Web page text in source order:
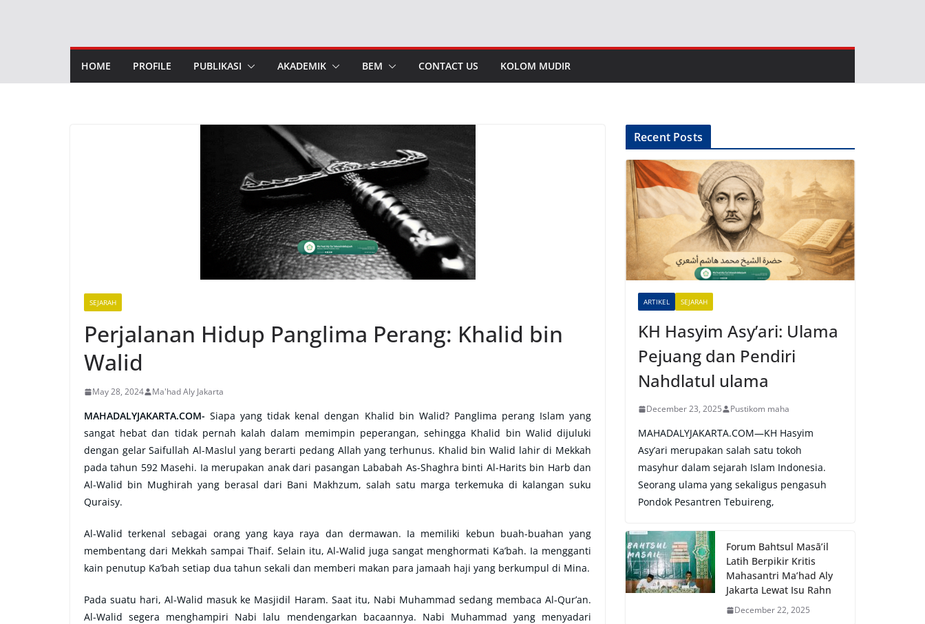
HOME PROFILE PUBLIKASI AKADEMIK BEM CONTACT US KOLOM MUDIR
SEJARAH
Perjalanan Hidup Panglima Perang: Khalid bin
Walid
May 28, 2024 Ma'had Aly Jakarta
MAHADALYJAKARTA.COM-Siapa yang tidak kenal dengan Khalid bin Walid? Panglima perang Islam yang
sangat hebat dan tidak pernah kalah dalam memimpin peperangan, sehingga Khalid bin Walid dijuluki
dengan gelar Saifullah Al-Maslul yang berarti pedang Allah yang terhunus. Khalid bin Walid lahir di Mekkah
pada tahun 592 Masehi. Ia merupakan anak dari pasangan Lababah As-Shaghra binti Al-Harits bin Harb dan
Al-Walid bin Mughirah yang berasal dari Bani Makhzum, salah satu marga terkemuka di kalangan suku
Quraisy.
Al-Walid terkenal sebagai orang yang kaya raya dan dermawan. Ia memiliki kebun buah-buahan yang
membentang dari Mekkah sampai Thaif. Selain itu, Al-Walid juga sangat menghormati Ka’bah. Ia mengganti
kain penutup Ka’bah setiap dua tahun sekali dan memberi makan para jamaah haji yang berkumpul di Mina.
Pada suatu hari, Al-Walid masuk ke Masjidil Haram. Saat itu, Nabi Muhammad sedang membaca Al-Qur’an.
Al-Walid segera menghampiri Nabi lalu mendengarkan bacaannya. Nabi Muhammad yang menyadari
Recent Posts
ARTIKEL SEJARAH
KH Hasyim Asy’ari: Ulama
Pejuang dan Pendiri
Nahdlatul ulama
December 23, 2025 Pustikom maha
MAHADALYJAKARTA.COM—KH Hasyim
Asy’ari merupakan salah satu tokoh
masyhur dalam sejarah Islam Indonesia.
Seorang ulama yang sekaligus pengasuh
Pondok Pesantren Tebuireng,
Forum Bahtsul Masā’il
Latih Berpikir Kritis
Mahasantri Ma’had Aly
Jakarta Lewat Isu Rahn
December 22, 2025